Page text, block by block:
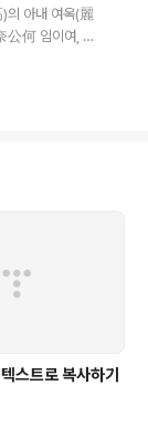
아내 여옥(麗
何 임이여, 그
에서 가장 오래
스트로 복사하기